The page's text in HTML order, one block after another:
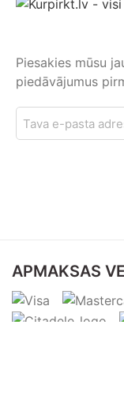
Piesakies mūsu
piedāvājumus
APMAKSAS